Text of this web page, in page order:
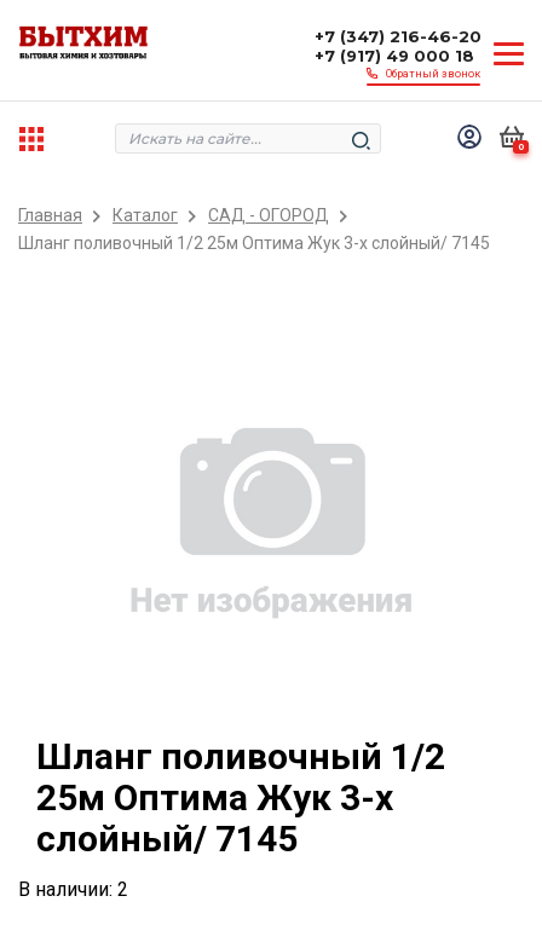
+7 (347) 216-46-20
+7 (917) 49 000 18
Обратный звонок
0
Главная Каталог
САД - ОГОРОД
Шланг поливочный 1/2 25м Оптима Жук 3-х слойный/ 7145
Шланг поливочный 1/2
25м Оптима Жук 3-х
слойный/ 7145
В наличии: 2